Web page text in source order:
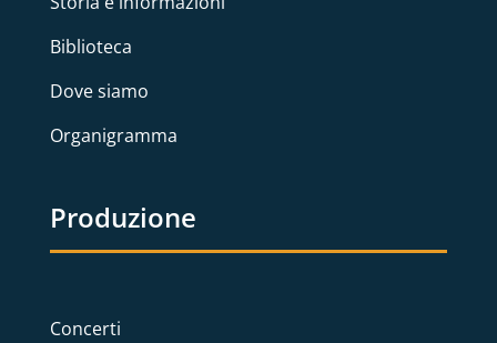
Biblioteca
Dove siamo
Organigramma
Produzione
Concerti